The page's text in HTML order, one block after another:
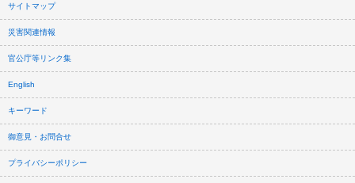
サイトマップ
災害関連情報
官公庁等リンク集
English
キーワード
御意見・お問合せ
プライバシーポリシー